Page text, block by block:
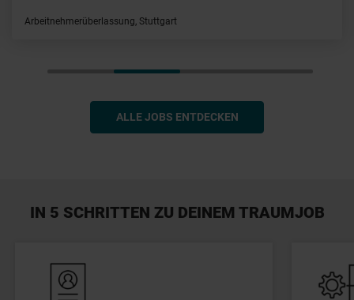
Festanstellung, München
ALLE JOBS ENTDECKEN
IN 5 SCHRITTEN ZU DEINEM TRAUMJOB